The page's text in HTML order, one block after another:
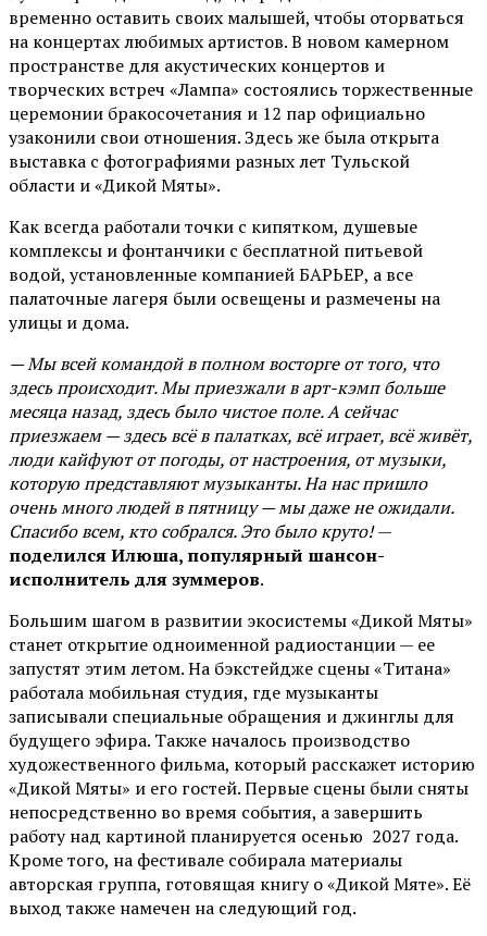
временно оставить своих малышей, чтобы оторваться
на концертах любимых артистов. В новом камерном
пространстве для акустических концертов и
творческих встреч «Лампа» состоялись торжественные
церемонии бракосочетания и 12 пар официально
узаконили свои отношения. Здесь же была открыта
выставка с фотографиями разных лет Тульской
области и «Дикой Мяты».
Как всегда работали точки с кипятком, душевые
комплексы и фонтанчики с бесплатной питьевой
водой, установленные компанией БАРЬЕР, а все
палаточные лагеря были освещены и размечены на
улицы и дома.
— Мы всей командой в полном восторге от того, что
здесь происходит. Мы приезжали в арт-кэмп больше
месяца назад, здесь было чистое поле. А сейчас
приезжаем — здесь всё в палатках, всё играет, всё живёт,
люди кайфуют от погоды, от настроения, от музыки,
которую представляют музыканты. На нас пришло
очень много людей в пятницу — мы даже не ожидали.
Спасибо всем, кто собрался. Это было круто!—
поделился Илюша, популярный шансон-
исполнитель для зуммеров.
Большим шагом в развитии экосистемы «Дикой Мяты»
станет открытие одноименной радиостанции — ее
запустят этим летом. На бэкстейдже сцены «Титана»
работала мобильная студия, где музыканты
записывали специальные обращения и джинглы для
будущего эфира. Также началось производство
художественного фильма, который расскажет историю
«Дикой Мяты» и его гостей. Первые сцены были сняты
непосредственно во время события, а завершить
работу над картиной планируется осенью 2027 года.
Кроме того, на фестивале собирала материалы
авторская группа, готовящая книгу о «Дикой Мяте». Её
выход также намечен на следующий год.